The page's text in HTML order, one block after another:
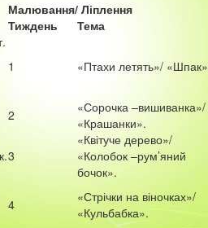
Малювання/ Ліплення
Тиждень Тема
1 «Птахи летять»/ «Шпак»
2
«Сорочка –вишиванка»/
«Крашанки».
3
«Квітуче дерево»/
«Колобок –рум’яний
бочок».
4
«Стрічки на віночках»/
«Кульбабка».